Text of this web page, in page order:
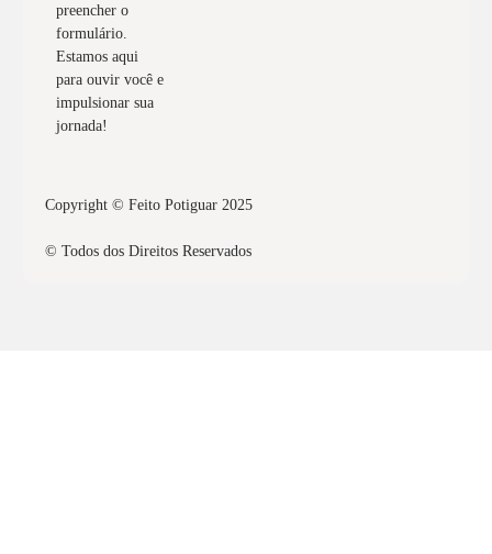
preencher o
formulário.
Estamos aqui
para ouvir você e
impulsionar sua
jornada!
Copyright © Feito Potiguar 2025
© Todos dos Direitos Reservados